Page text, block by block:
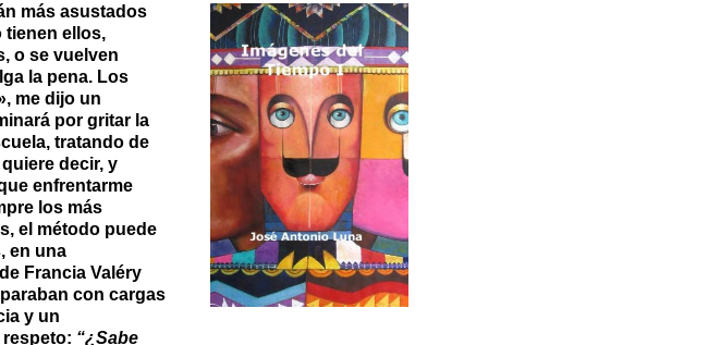
más asustados
tienen ellos,
o se vuelven
la pena. Los
me dijo un
por gritar la
tratando de
decir, y
enfrentarme
los más
el método puede
en una
Francia Valéry
con cargas
y un
“¿Sabe